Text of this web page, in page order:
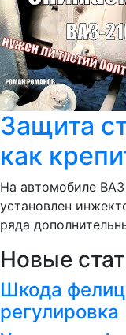
Защита
как
На автомобиле ВАЗ
установлен
ряда
Новые
Шкода
регулировка